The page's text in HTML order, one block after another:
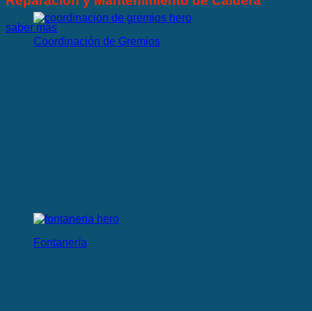
Coordinación de Gremios
Fontanería
saber más